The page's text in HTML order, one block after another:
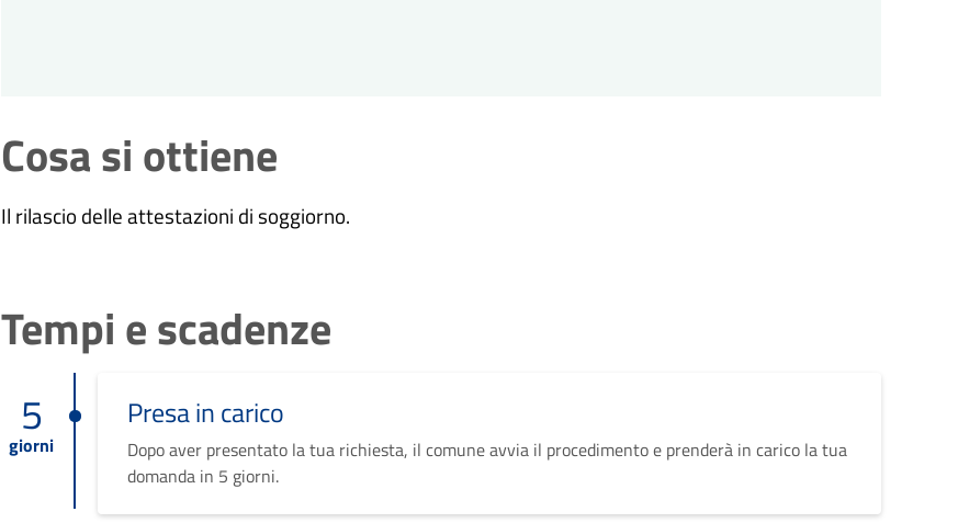
Cosa si ottiene
Il rilascio delle attestazioni di soggiorno.
Tempi e scadenze
5
giorni
Presa in carico
Dopo aver presentato la tua richiesta, il comune avvia il procedimento e prenderà in carico la tua
domanda in 5 giorni.